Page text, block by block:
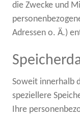
die Zwecke und
Adressen o. Ä.)
Soweit innerhalb
speziellere
Ihre